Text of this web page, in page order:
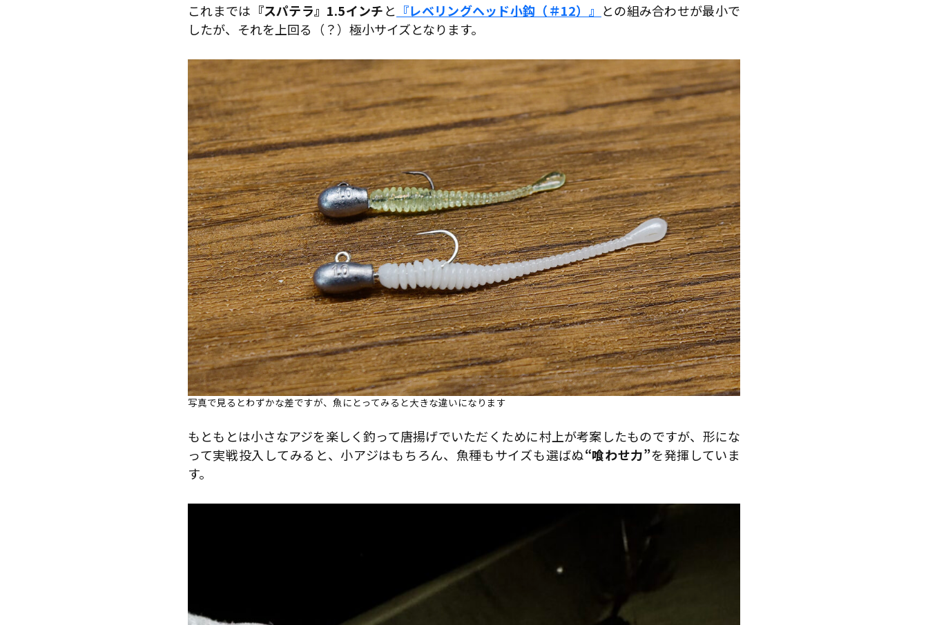
これまでは 『スパテラ』1.5インチと 『レベリングヘッド小鈎（＃12）』 との組み合わせが最小で
したが、それを上回る（？）極小サイズとなります。
写真で見るとわずかな差ですが、魚にとってみると大きな違いになります
もともとは小さなアジを楽しく釣って唐揚げでいただくために村上が考案したものですが、形にな
って実戦投入してみると、小アジはもちろん、魚種もサイズも選ばぬ“喰わせ力”を発揮していま
す。